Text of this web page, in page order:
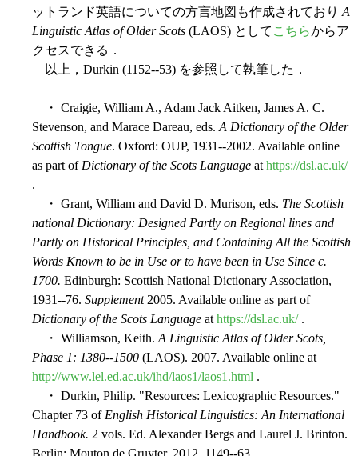
ットランド英語についての方言地図も作成されており A
Linguistic Atlas of Older Scots (LAOS) として こちらからア
クセスできる．
以上，Durkin (1152--53) を参照して執筆した．
・ Craigie, William A., Adam Jack Aitken, James A. C.
Stevenson, and Marace Dareau, eds. A Dictionary of the Older
Scottish Tongue. Oxford: OUP, 1931--2002. Available online
as part of Dictionary of the Scots Language at https://dsl.ac.uk/
.
・ Grant, William and David D. Murison, eds. The Scottish
national Dictionary: Designed Partly on Regional lines and
Partly on Historical Principles, and Containing All the Scottish
Words Known to be in Use or to have been in Use Since c.
1700. Edinburgh: Scottish National Dictionary Association,
1931--76. Supplement2005. Available online as part of
Dictionary of the Scots Language at https://dsl.ac.uk/.
・ Williamson, Keith. A Linguistic Atlas of Older Scots,
Phase 1: 1380--1500 (LAOS). 2007. Available online at
http://www.lel.ed.ac.uk/ihd/laos1/laos1.html .
・ Durkin, Philip. "Resources: Lexicographic Resources."
Chapter 73 of English Historical Linguistics: An International
Handbook. 2 vols. Ed. Alexander Bergs and Laurel J. Brinton.
Berlin: Mouton de Gruyter, 2012. 1149--63.